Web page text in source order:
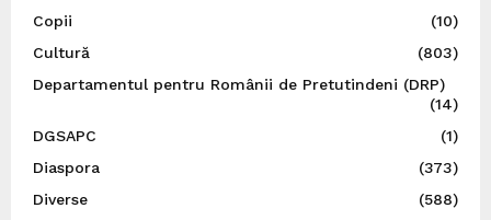
Copii
(10)
Cultură
(803)
Departamentul pentru Românii de Pretutindeni (DRP)
(14)
DGSAPC
(1)
Diaspora
(373)
Diverse
(588)